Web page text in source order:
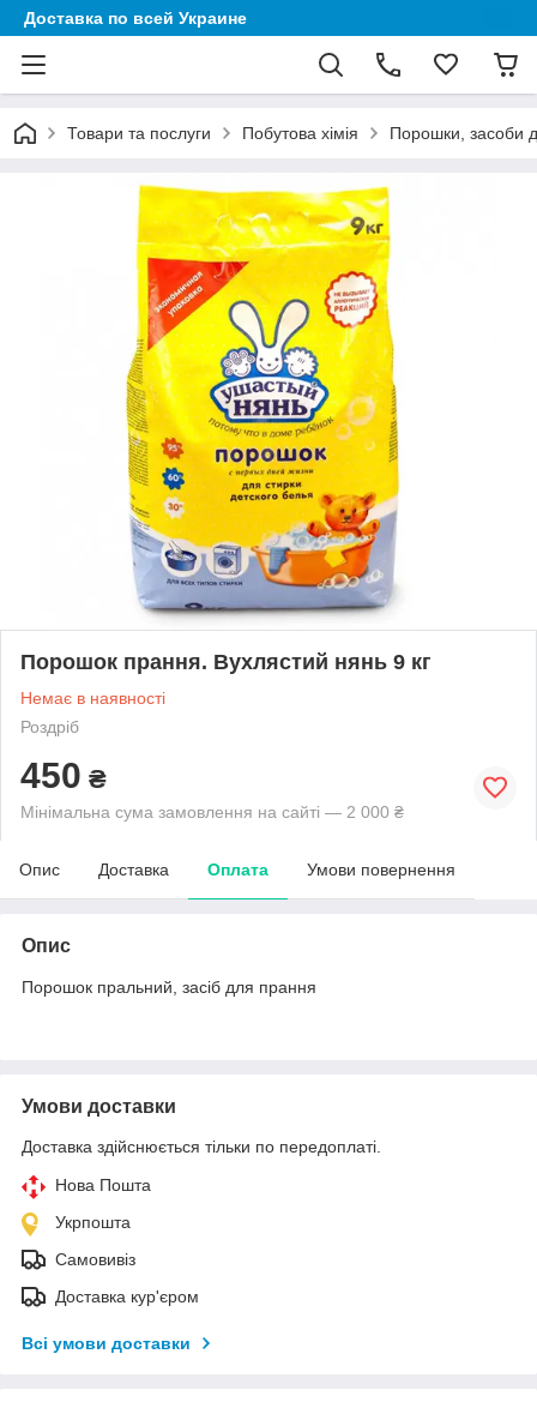
Доставка по всей Украине
Товари та послуги Побутова хімія Порошки, засоби
Порошок прання. Вухлястий нянь 9 кг
Немає в наявності
Роздріб
450 ₴
Мінімальна сума замовлення на сайті — 2 000 ₴
Опис Доставка Оплата Умови повернення
Опис
Порошок пральний, засіб для прання
Умови доставки
Доставка здійснюється тільки по передоплаті.
Нова Пошта
Укрпошта
Самовивіз
Доставка кур'єром
Всі умови доставки